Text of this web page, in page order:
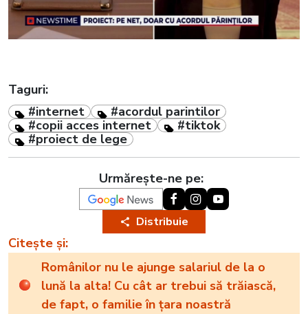
Taguri:
#internet
#acordul parintilor
#copii acces internet
#tiktok
#proiect de lege
Urmărește-ne pe:
Distribuie
Citește și:
Românilor nu le ajunge salariul de la o
lună la alta! Cu cât ar trebui să trăiască,
de fapt, o familie în țara noastră